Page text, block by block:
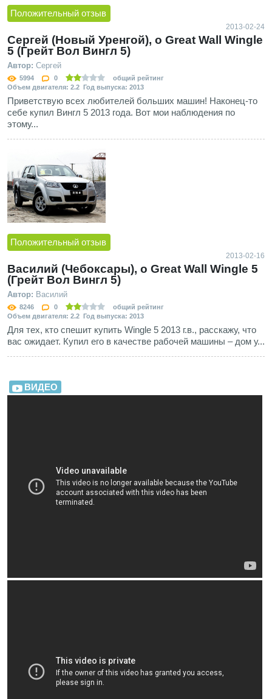
Положительный отзыв
2013-02-24
Сергей (Новый Уренгой), о Great Wall Wingle
5 (Грейт Вол Вингл 5)
Автор: Сергей
5994 0
общий рейтинг
Объем двигателя: 2.2 Год выпуска: 2013
Приветствую всех любителей больших машин! Наконец-то
себе купил Вингл 5 2013 года. Вот мои наблюдения по
этому...
Положительный отзыв
2013-02-16
Василий (Чебоксары), о Great Wall Wingle 5
(Грейт Вол Вингл 5)
Автор: Василий
8246 0
общий рейтинг
Объем двигателя: 2.2 Год выпуска: 2013
Для тех, кто спешит купить Wingle 5 2013 г.в., расскажу, что
вас ожидает. Купил его в качестве рабочей машины – дом у...
ВИДЕО